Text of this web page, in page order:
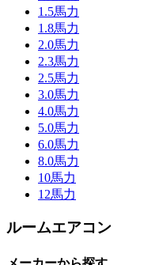
1.5馬力
1.8馬力
2.0馬力
2.3馬力
2.5馬力
3.0馬力
4.0馬力
5.0馬力
6.0馬力
8.0馬力
10馬力
12馬力
ルームエアコン